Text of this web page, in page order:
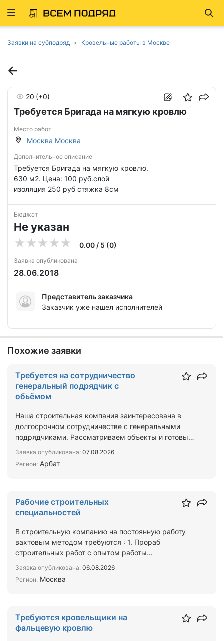
Развернуть
Заявки на субподряд Кровельные работы в Москве
Требуется Бригада на мягкую кровлю
20 (+0)
Место работ
Москва Москва
Дополнительное описание
Требуется Бригада на мягкую кровлю.
630 м2. Цена: 100 руб.слой
изоляция 250 руб стяжка 8см
Бюджет
Не указан
0.00 / 5 (0)
Заявка опубликована
28.06.2018
Представитель заказчика
Заказчик уже нашел исполнителей
Похожие заявки
Требуется на сотрудничество
генеральный подрядчик с
обьёмом
Наша строительная компания заинтересована в
долгосрочном сотрудничестве с генеральными
подрядчиками. Рассматриваем объекты и готовы
Заявка опубликована: 07.08.2026
Регион: Арбат
Рабочие строительных
специальностей
В строительную компанию на постоянную работу
вахтовым методом требуются : 1. Прораб
строительных работ с опытом работы
Заявка опубликована: 06.08.2026
Регион: Москва
Требуются кровельщики на
фальцевую кровлю